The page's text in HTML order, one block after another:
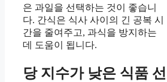
은 과일을 선택하는 것이 좋습니
다. 간식은 식사 사이의 긴 공복 시
간을 줄여주고, 과식을 방지하는
데 도움이 됩니다.
당 지수가 낮은 식품 선